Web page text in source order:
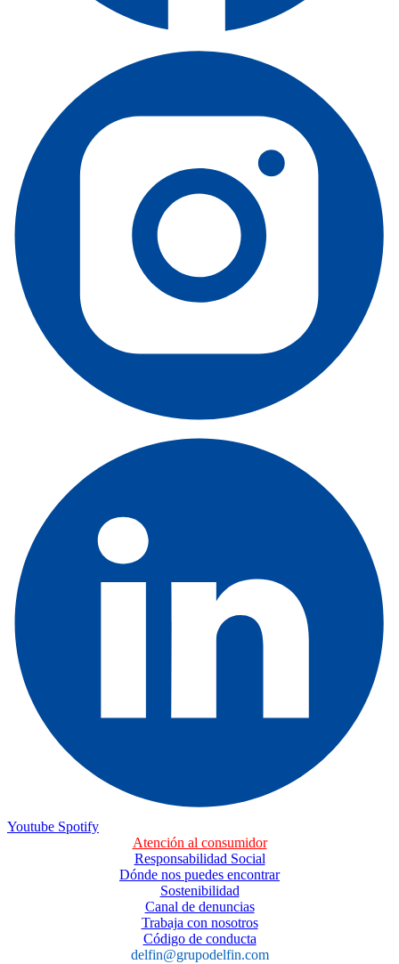
Youtube Spotify
Atención al consumidor
Responsabilidad Social
Dónde nos puedes encontrar
Sostenibilidad
Canal de denuncias
Trabaja con nosotros
Código de conducta
delfin@grupodelfin.com